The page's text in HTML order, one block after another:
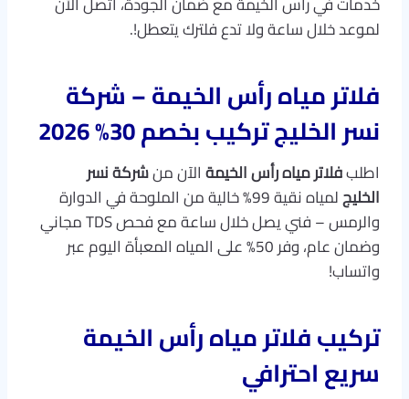
لموعد خلال ساعة ولا تدع فلترك يتعطل!.
فلاتر مياه رأس الخيمة – شركة
نسر الخليج تركيب بخصم 30% 2026
اطلبفلاتر مياه رأس الخيمةالآن منشركة نسر
الخليج
لمياه نقية 99% خالية من الملوحة في الدوارة
والرمس – فني يصل خلال ساعة مع فحص TDS مجاني
وضمان عام، وفر 50% على المياه المعبأة اليوم عبر
واتساب!
تركيب فلاتر مياه رأس الخيمة
سريع احترافي